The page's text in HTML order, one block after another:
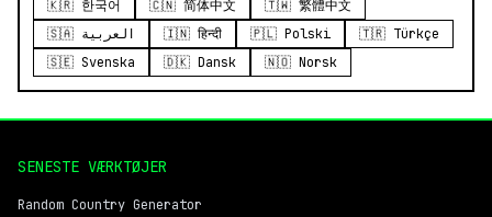
🇰🇷 한국어
🇨🇳 简体中文
🇹🇼 繁體中文
🇸🇦 العربية
🇮🇳 हिन्दी 🇵🇱 Polski
🇹🇷 Türkçe
🇸🇪 Svenska
🇩🇰 Dansk 🇳🇴 Norsk
SENESTE VÆRKTØJER
Random Country Generator